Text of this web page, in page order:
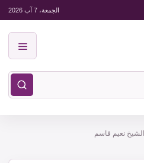
الجمعة، 7 آب 2026
الشيخ نعيم قاسم